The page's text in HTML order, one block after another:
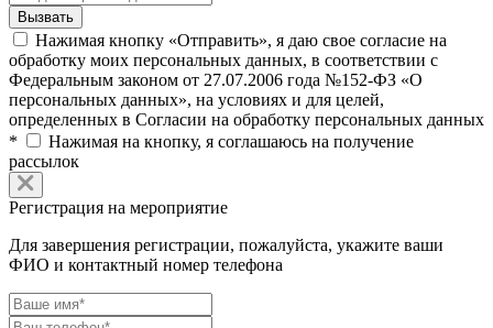
Нажимая кнопку «Отправить», я даю свое согласие на
обработку моих персональных данных, в соответствии с
Федеральным законом от 27.07.2006 года №152-ФЗ «О
персональных данных», на условиях и для целей,
определенных в Согласии на обработку персональных данных
*
Нажимая на кнопку, я соглашаюсь на получение
рассылок
Регистрация на мероприятие
Для завершения регистрации, пожалуйста, укажите ваши
ФИО и контактный номер телефона